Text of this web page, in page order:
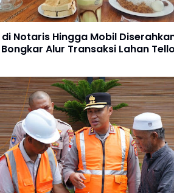
Notaris Hingga Mobil
Alur Transaksi Lahan Tello